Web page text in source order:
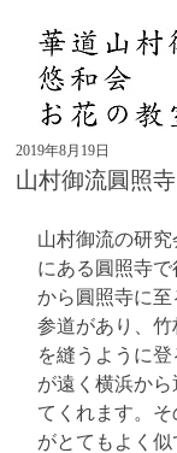
山村御流圓照
2019年8月19日
山村御流の研
にある圓照寺
から圓照寺に
参道があり、
を縫うように
が遠く横浜か
てくれます。
がとてもよく